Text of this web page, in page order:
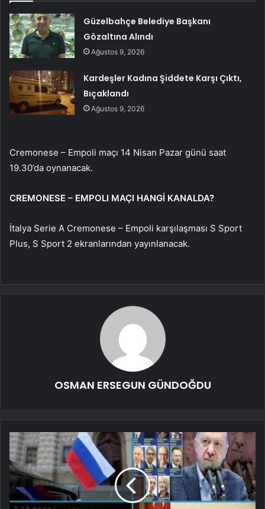
Güzelbahçe Belediye Başkanı
Gözaltına Alındı
Ağustos 9, 2026
Kardeşler Kadına Şiddete Karşı Çıktı,
Bıçaklandı
Ağustos 9, 2026
Cremonese – Empoli maçı 14 Nisan Pazar günü saat
19.30’da oynanacak.
CREMONESE – EMPOLI MAÇI HANGİ KANALDA?
İtalya Serie A Cremonese – Empoli karşılaşması S Sport
Plus, S Sport 2 ekranlarından yayınlanacak.
OSMAN ERSEGUN GÜNDOĞDU